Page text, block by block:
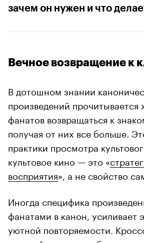
зачем он нужен и что
Вечное возвращение к
В дотошном знании
произведений прочитывается
фанатов возвращаться к
получая от них все больше.
практики просмотра
культовое кино — это «
восприятия», а не свойство
Иногда специфика
фанатами в канон, усиливает
уютной повторяемости.